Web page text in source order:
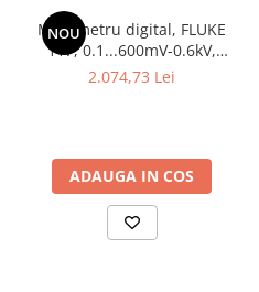
NOU
Multimetru digital, FLUKE
117, 0.1...600mV-0.6kV,
1mA...6A
2.074,73 Lei
ADAUGA IN COS